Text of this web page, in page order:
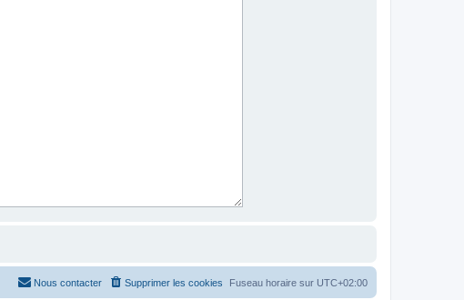
Fuseau horaire sur UTC+02:00
Supprimer les cookies
Nous contacter